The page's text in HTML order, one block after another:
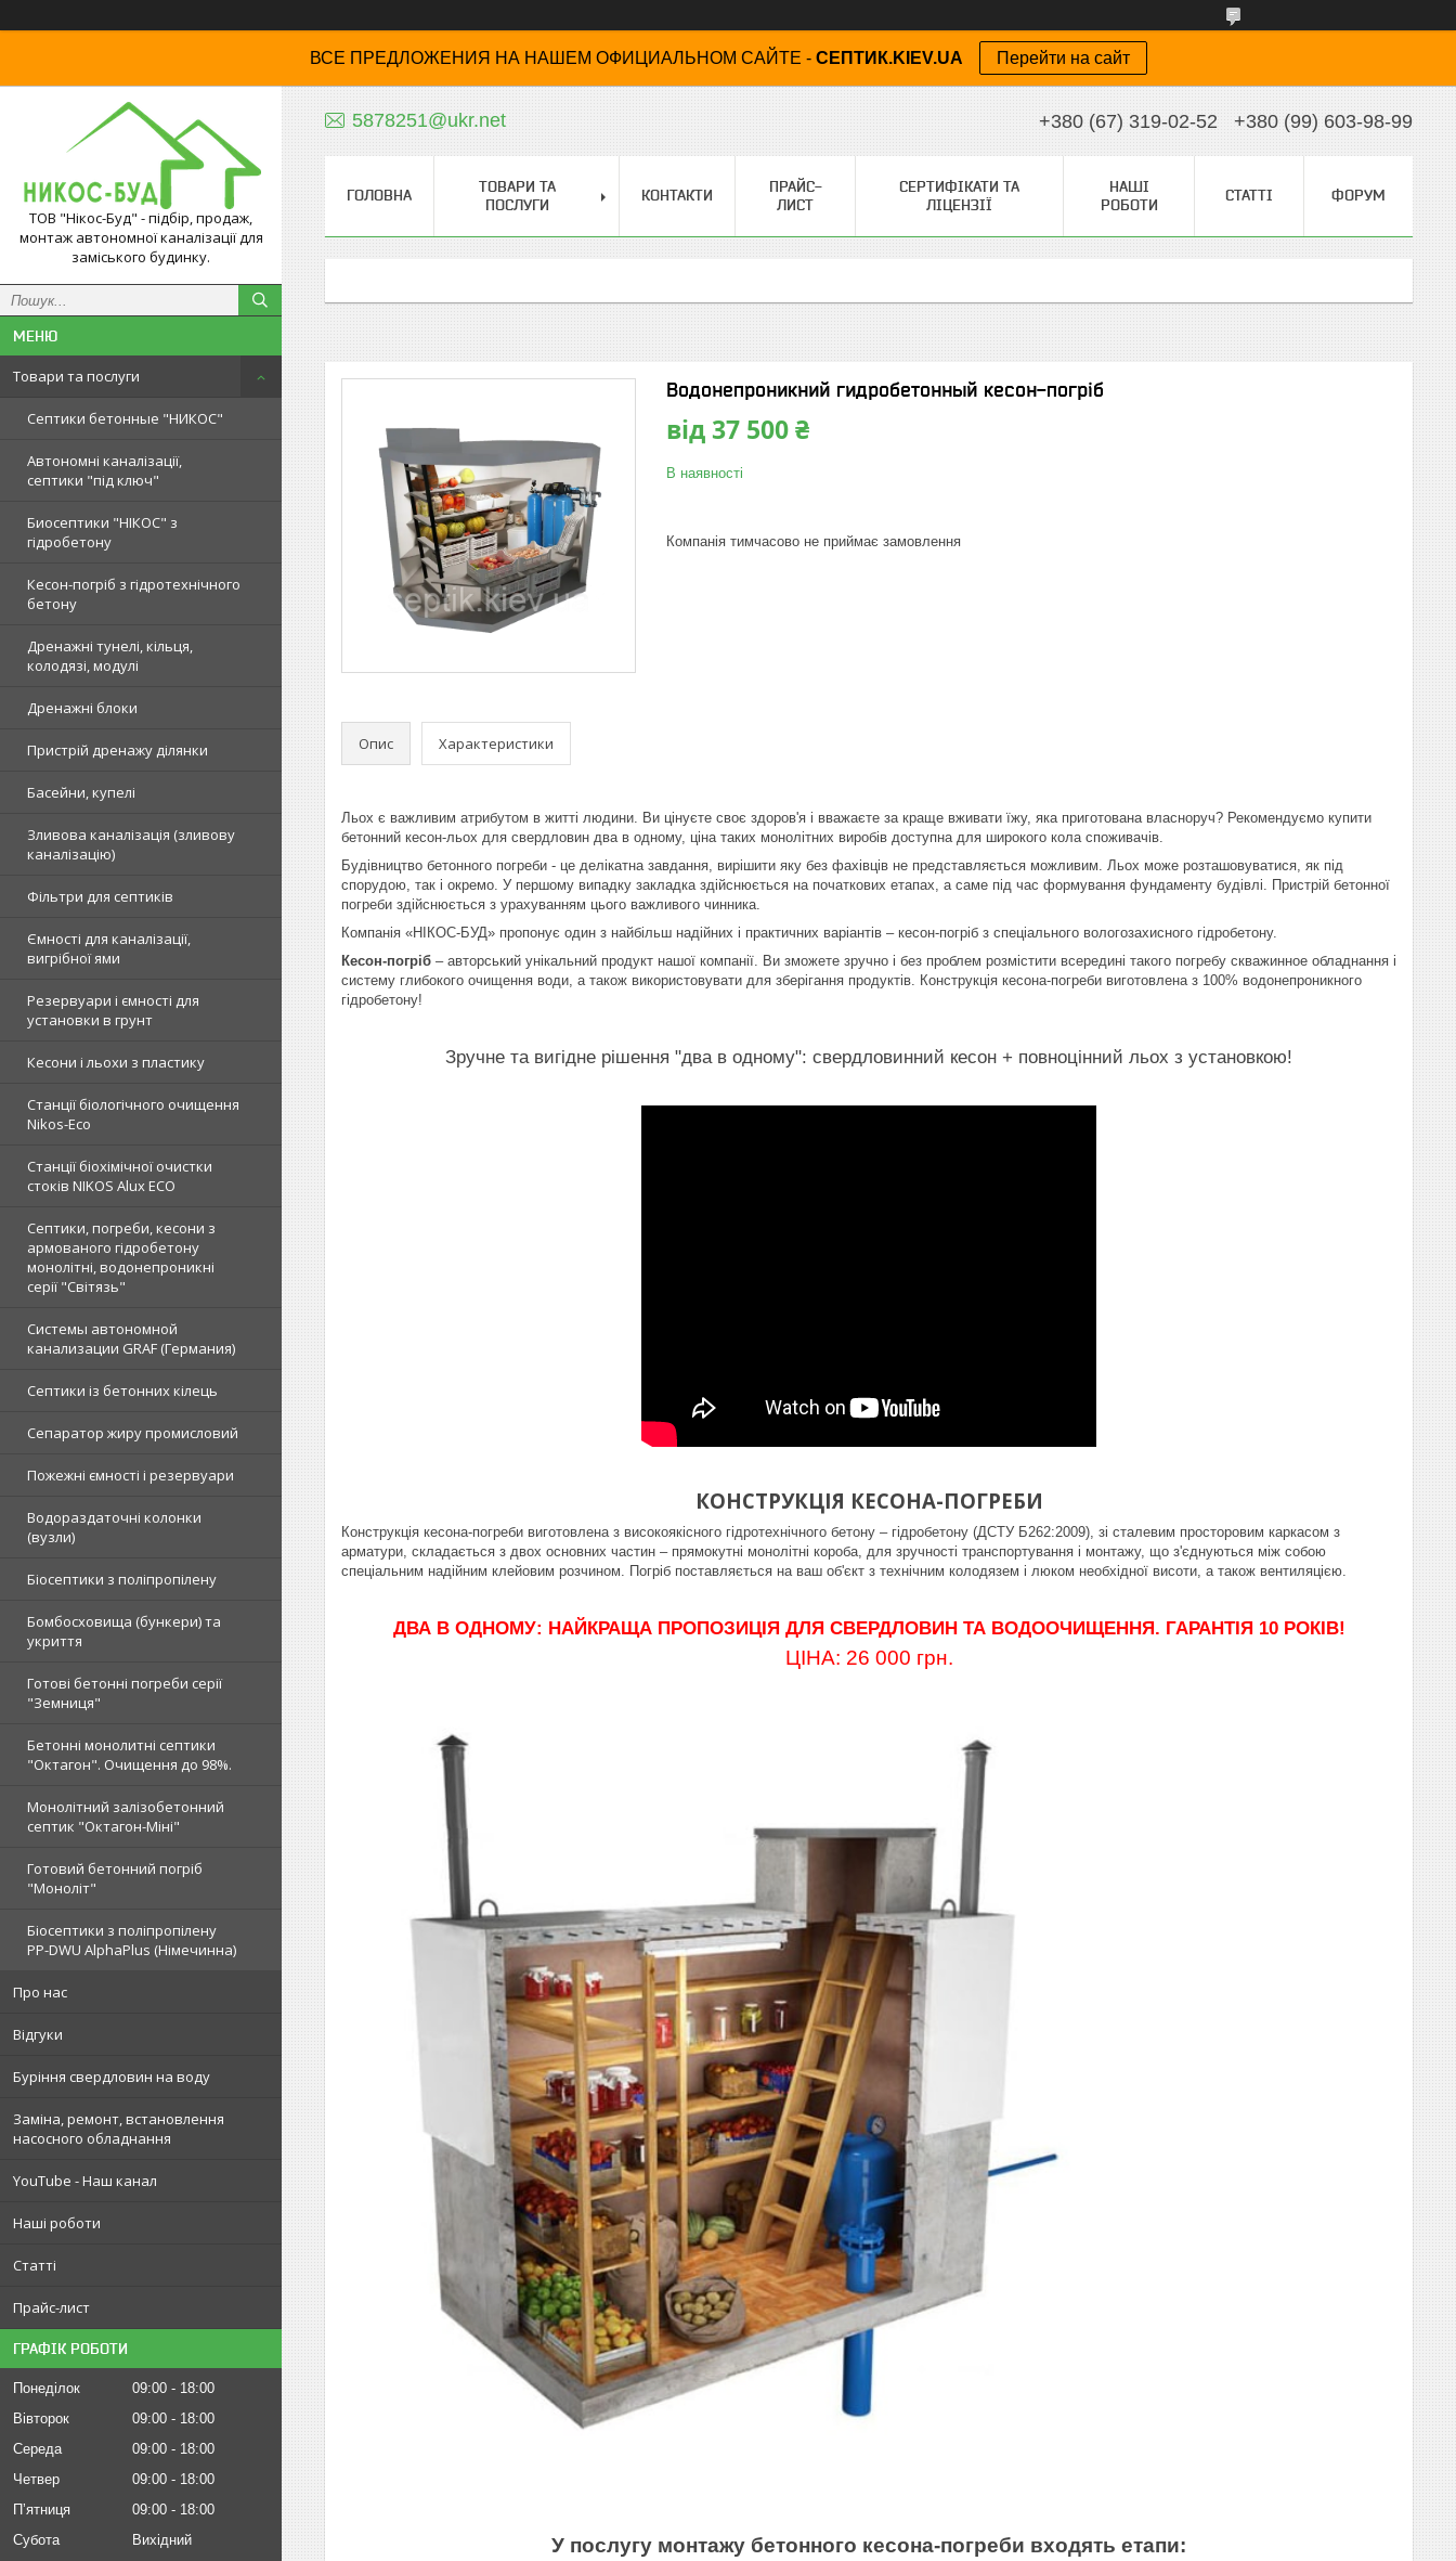
ВСЕ ПРЕДЛОЖЕНИЯ НА НАШЕМ ОФИЦИАЛЬНОМ САЙТЕ - СЕПТИК.KIEV.UA Перейти на сайт
ТОВ "Нікос-Буд" - підбір, продаж,
монтаж автономної каналізації для
заміського будинку.
Товари та послуги
Септики бетонные "НИКОС"
Автономні каналізації,
септики "під ключ"
Биосептики "НІКОС" з
гідробетону
Кесон-погріб з гідротехнічного
бетону
Дренажні тунелі, кільця,
колодязі, модулі
Дренажні блоки
Пристрій дренажу ділянки
Басейни, купелі
Зливова каналізація (зливову
каналізацію)
Фільтри для септиків
Ємності для каналізації,
вигрібної ями
Резервуари і ємності для
установки в грунт
Кесони і льохи з пластику
Станції біологічного очищення
Nikos-Eco
Станції біохімічної очистки
стоків NIKOS Alux ECO
Септики, погреби, кесони з
армованого гідробетону
монолітні, водонепроникні
серії "Світязь"
Системы автономной
канализации GRAF (Германия)
Септики із бетонних кілець
Сепаратор жиру промисловий
Пожежні ємності і резервуари
Водораздаточні колонки
(вузли)
Біосептики з поліпропілену
Бомбосховища (бункери) та
укриття
Готові бетонні погреби серії
"Земниця"
Бетонні монолитні септики
"Октагон". Очищення до 98%.
Монолітний залізобетонний
септик "Октагон-Міні"
Готовий бетонний погріб
"Моноліт"
Біосептики з поліпропілену
PP-DWU AlphaPlus (Німечинна)
Про нас
Відгуки
Буріння свердловин на воду
Заміна, ремонт, встановлення
насосного обладнання
YouTube - Наш канал
Наші роботи
Статті
Прайс-лист
ГРАФІК РОБОТИ
Понеділок 09:00
18:00
Вівторок
09:00
18:00
Середа
09:00
18:00
Четвер
09:00
18:00
Пʼятниця
09:00
18:00
Субота
Вихідний
5878251@ukr.net +380 (67) 319-02-52 +380 (99) 603-98-99
ГОЛОВНА
ТОВАРИ ТА
ПОСЛУГИ
КОНТАКТИ
ПРАЙС-
ЛИСТ
СЕРТИФІКАТИ ТА
ЛІЦЕНЗІЇ
НАШІ
РОБОТИ
СТАТТІ ФОРУМ
Водонепроникний гидробетонный кесон-погріб
від 37 500 ₴
В наявності
Компанія тимчасово не приймає замовлення
Опис Характеристики
Льох є важливим атрибутом в житті людини. Ви цінуєте своє здоров'я і вважаєте за краще вживати їжу, яка приготована власноруч? Рекомендуємо купити
бетонний кесон-льох для свердловин два в одному, ціна таких монолітних виробів доступна для широкого кола споживачів.
Будівництво бетонного погреби - це делікатна завдання, вирішити яку без фахівців не представляється можливим. Льох може розташовуватися, як під
спорудою, так і окремо. У першому випадку закладка здійснюється на початкових етапах, а саме під час формування фундаменту будівлі. Пристрій бетонної
погреби здійснюється з урахуванням цього важливого чинника.
Компанія «НІКОС-БУД» пропонує один з найбільш надійних і практичних варіантів – кесон-погріб з спеціального вологозахисного гідробетону.
Кесон-погріб – авторський унікальний продукт нашої компанії. Ви зможете зручно і без проблем розмістити всередині такого погребу скважинное обладнання і
систему глибокого очищення води, а також використовувати для зберігання продуктів. Конструкція кесона-погреби виготовлена з 100% водонепроникного
гідробетону!
Зручне та вигідне рішення "два в одному": свердловинний кесон + повноцінний льох з установкою!
КОНСТРУКЦІЯ КЕСОНА-ПОГРЕБИ
Конструкція кесона-погреби виготовлена з високоякісного гідротехнічного бетону – гідробетону (ДСТУ Б262:2009), зі сталевим просторовим каркасом з
арматури, складається з двох основних частин – прямокутні монолітні короба, для зручності транспортування і монтажу, що з'єднуються між собою
спеціальним надійним клейовим розчином. Погріб поставляється на ваш об'єкт з технічним колодязем і люком необхідної висоти, а також вентиляцією.
ДВА В ОДНОМУ: НАЙКРАЩА ПРОПОЗИЦІЯ ДЛЯ СВЕРДЛОВИН ТА ВОДООЧИЩЕННЯ. ГАРАНТІЯ 10 РОКІВ!
ЦІНА: 26 000 грн.
У послугу монтажу бетонного кесона-погреби входять етапи: